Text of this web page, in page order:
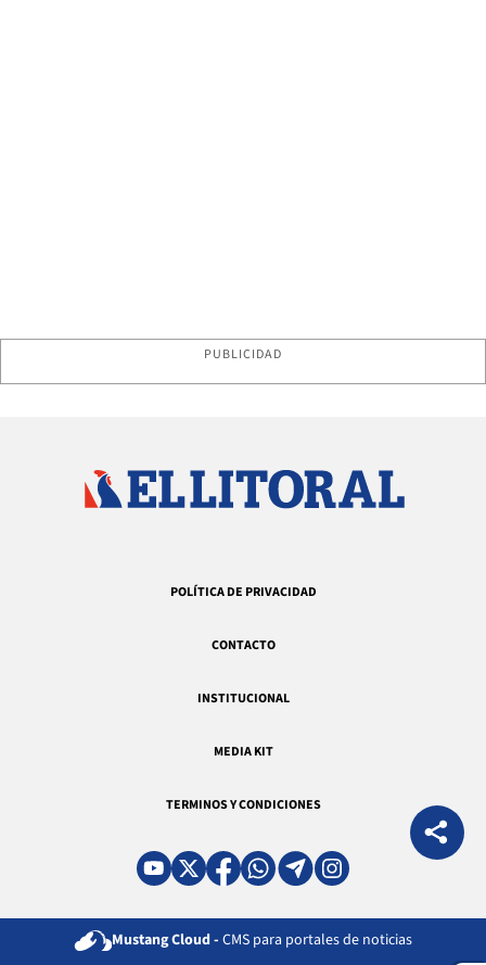
PUBLICIDAD
POLÍTICA DE PRIVACIDAD
CONTACTO
INSTITUCIONAL
MEDIA KIT
TERMINOS Y CONDICIONES
Mustang Cloud - CMS para portales de noticias